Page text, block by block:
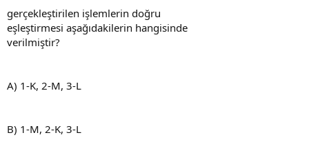
gerçekleştirilen işlemlerin doğru
eşleştirmesi aşağıdakilerin hangisinde
verilmiştir?
A) 1-K, 2-M, 3-L
B) 1-M, 2-K, 3-L